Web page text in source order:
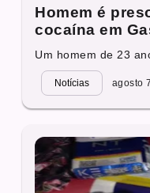
Homem é
cocaína em
Um homem de 23
Notícias agosto